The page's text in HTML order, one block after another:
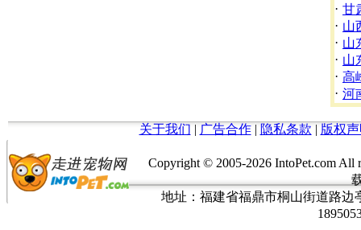
· 甘
· 山
· 山
· 山
· 高
· 河
关于我们 | 广告合作| 隐私条款 | 版权
Copyright © 2005-2026 IntoPet.com
地址：福建省福鼎市桐山街道路边